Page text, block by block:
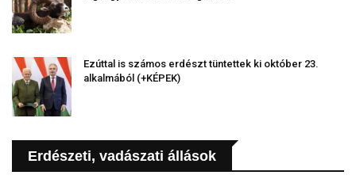
Ezúttal is számos erdészt tüntettek ki október 23.
alkalmából (+KÉPEK)
Erdészeti, vadászati állások